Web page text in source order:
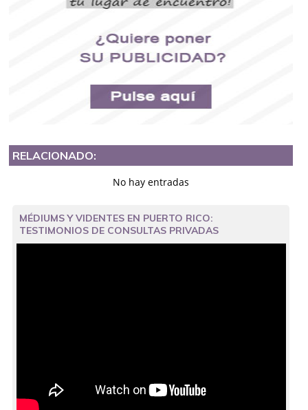
RELACIONADO:
No hay entradas
MÉDIUMS Y VIDENTES EN PUERTO RICO:
TESTIMONIOS DE CONSULTAS PRIVADAS